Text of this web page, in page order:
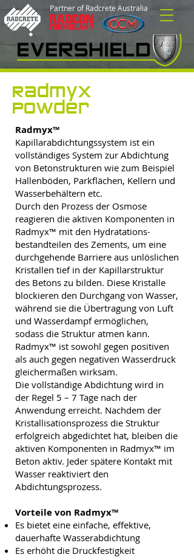
Partner of Radcrete Australia
Radmyx
Powder
Radmyx™
Kapillarabdichtungssystem ist ein
vollständiges System zur Abdichtung
von Betonstrukturen wie zum Beispiel
Hallenböden, Parkflächen, Kellern und
Wasserbehältern etc.
Durch den Prozess der Osmose
reagieren die aktiven Komponenten in
Radmyx™ mit den Hydratations-
bestandteilen des Zements, um eine
durchgehende Barriere aus unlöslichen
Kristallen tief in der Kapillarstruktur
des Betons zu bilden. Diese Kristalle
blockieren den Durchgang von Wasser,
während sie die Übertragung von Luft
und Wasserdampf ermöglichen,
sodass die Struktur atmen kann.
Radmyx™ ist sowohl gegen positiven
als auch gegen negativen Wasserdruck
gleichermaßen wirksam.
Die vollständige Abdichtung wird in
der Regel 5 – 7 Tage nach der
Anwendung erreicht. Nachdem der
Kristallisationsprozess die Struktur
erfolgreich abgedichtet hat, bleiben die
aktiven Komponenten in Radmyx™ im
Beton aktiv. Jeder spätere Kontakt mit
Wasser reaktiviert den
Abdichtungsprozess.
Vorteile von Radmyx™
Es bietet eine einfache, effektive,
dauerhafte Wasserabdichtung
Es erhöht die Druckfestigkeit